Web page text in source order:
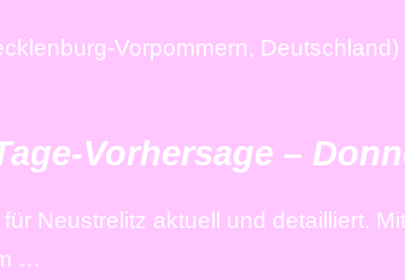
Vorpommern,
Vorhersage –
Neustrelitz aktuell und detailliert.
…